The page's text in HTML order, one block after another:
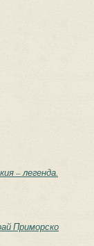
– легенда.
Приморско